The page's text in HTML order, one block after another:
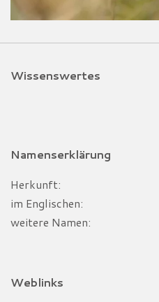
Wissenswertes
Namenserklärung
Herkunft:
im Englischen:
weitere Namen:
Weblinks